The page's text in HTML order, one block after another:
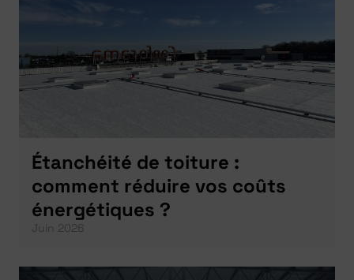
Étanchéité de toiture :
comment réduire vos coûts
énergétiques ?
Juin 2026